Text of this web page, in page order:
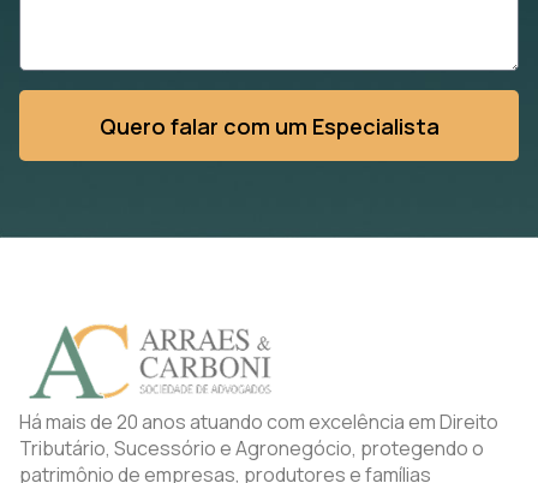
Quero falar com um Especialista
Há mais de 20 anos atuando com excelência em Direito
Tributário, Sucessório e Agronegócio, protegendo o
patrimônio de empresas, produtores e famílias